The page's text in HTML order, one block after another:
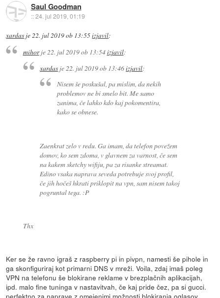
Saul Goodman
::24. jul 2019, 01:19
xardas je22. jul 2019 ob 13:55izjavil:
mihorje22. jul 2019 ob 13:54izjavil:
xardas je 22. jul 2019 ob 13:46izjavil:
Nisem še poskušal, pa mislim, da nekih
problemov ne bi smelo bit. Me samo
zanima, če lahko kdo kaj pokomentira,
kako se obnese.
Zaenkrat zelo v redu. Ga imam, da telefon povežem
domov, ko sem zdoma, v glavnem za varnost, če sem
na kakem sketchy wifiju, pa za risanke streamat.
Edino vsaka naprava seveda potrebuje svoj profil,
če jih hočeš hkrati priklopit na vpn, sam nisem takoj
pogruntal tega. :P
Thx
Ker se že ravno igraš z raspberry pi in pivpn, namesti še pihole in
ga skonfiguriraj kot primarni DNS v mreži. Voila, zdaj imaš poleg
VPN na telefonu še blokirane reklame v brezplačnih aplikacijah,
ipd. malo fine tuninga v nastavitvah, če kaj pride čez, pa si gucci.
perfektno za naprave z omejenimi možnosti blokiranja oglasov.